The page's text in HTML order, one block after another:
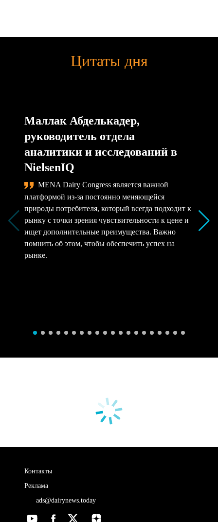
Цитаты дня
Маллак Абделькадер,
руководитель отдела
аналитики и исследований в
NielsenIQ
MENA Dairy Congress является важной
платформой из-за постоянно меняющейся
природы потребителя, который всегда подходит к
рынку с точки зрения чувствительности к цене и
ищет дополнительные преимущества. Важно
помнить об этом, чтобы обеспечить успех на
рынке.
Контакты
Реклама
ads@dairynews.today